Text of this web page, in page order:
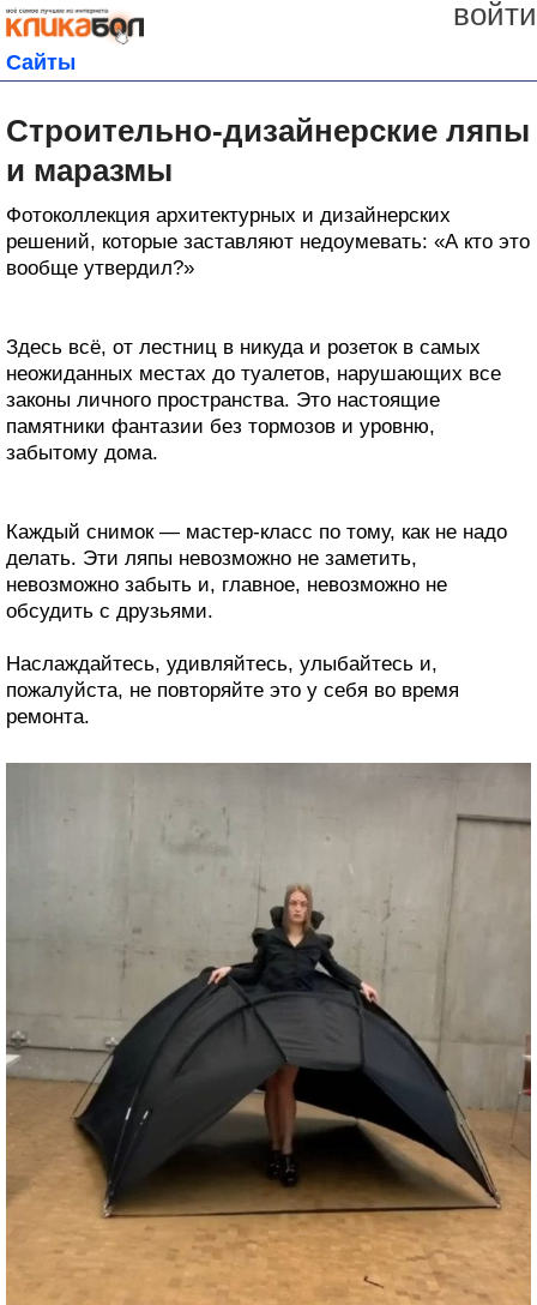
войти
Сайты
Строительно-дизайнерские ляпы
и маразмы
Фотоколлекция архитектурных и дизайнерских
решений, которые заставляют недоумевать: «А кто это
вообще утвердил?»
Здесь всё, от лестниц в никуда и розеток в самых
неожиданных местах до туалетов, нарушающих все
законы личного пространства. Это настоящие
памятники фантазии без тормозов и уровню,
забытому дома.
Каждый снимок — мастер-класс по тому, как не надо
делать. Эти ляпы невозможно не заметить,
невозможно забыть и, главное, невозможно не
обсудить с друзьями.
Наслаждайтесь, удивляйтесь, улыбайтесь и,
пожалуйста, не повторяйте это у себя во время
ремонта.